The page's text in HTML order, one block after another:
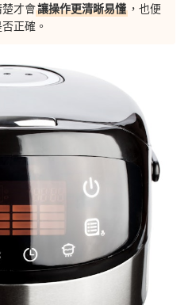
才會讓操作更清晰易懂 ，也便
正確。